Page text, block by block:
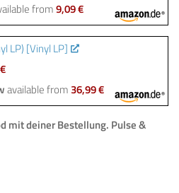
from9,09 €
LP) [Vinyl LP]
available from 36,99 €
mit deiner Bestellung. Pulse &